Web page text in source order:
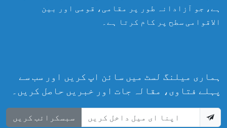
ہے، جو آزادانہ طور پر مقامی، قومی اور بین
الاقوامی سطح پر کام کرتا ہے۔
ہماری میلنگ لسٹ میں سائن اپ کریں اور سب سے
پہلے فتاوی، مقالہ جات اور خبریں حاصل کریں۔
سبسکرائب کریں